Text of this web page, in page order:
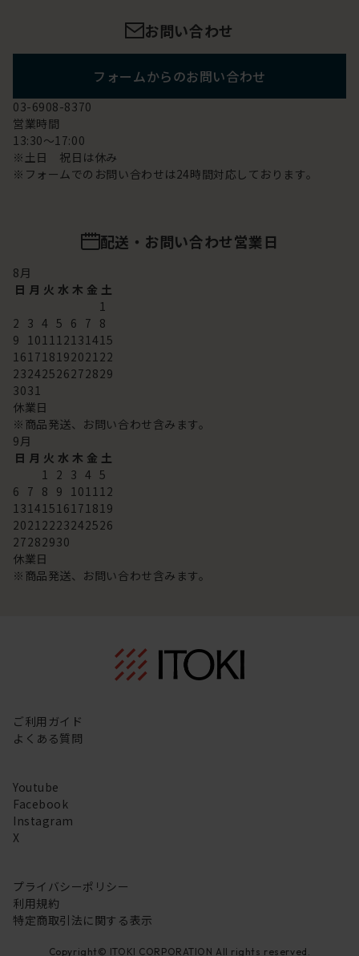
お問い合わせ
フォームからのお問い合わせ
03-6908-8370
営業時間
13:30～17:00
※土日 祝日は休み
※フォームでのお問い合わせは24時間対応しております。
配送・お問い合わせ営業日
8 月
日 月 火 水 木 金 土
1
2 3 4 5 6 7 8
9
10 11 12 13 14 15
16 17 18 192021 22
23242526272829
3031
休業日
※商品発送、お問い合わせ含みます。
9 月
日 月 火 水 木 金 土
1
2 3 4 5
6 7 8 9 10 11 12
13 14 15 16 17 18 19
2021 2223242526
27282930
休業日
※商品発送、お問い合わせ含みます。
ご利用ガイド
よくある質問
Youtube
Facebook
Instagram
X
プライバシーポリシー
利用規約
特定商取引法に関する表示
Copyright© ITOKI CORPORATION All rights reserved.